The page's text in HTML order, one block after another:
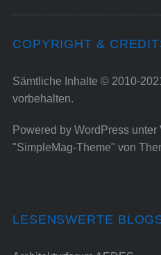
COPYRIGHT &
Sämtliche Inhalte © 2010-
vorbehalten.
Powered by WordPressunter
"SimpleMag-Theme" von
LESENSWERTE